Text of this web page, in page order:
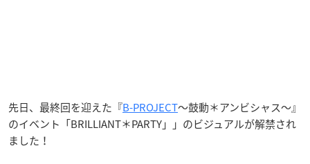
先日、最終回を迎えた『B-PROJECT～鼓動＊アンビシャス～』
のイベント「BRILLIANT＊PARTY」」のビジュアルが解禁され
ました！